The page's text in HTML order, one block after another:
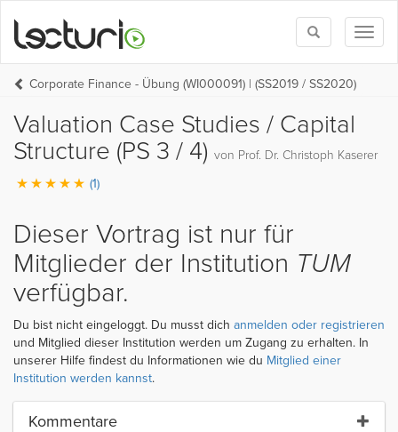
Toggle
search
Corporate Finance - Übung (WI000091) | (SS2019 / SS2020)
Valuation Case Studies / Capital
Structure (PS 3 / 4) von Prof. Dr. Christoph Kaserer
(1)
Dieser Vortrag ist nur für
Mitglieder der Institution TUM
verfügbar.
Du bist nicht eingeloggt. Du musst dich anmelden oder registrieren
und Mitglied dieser Institution werden um Zugang zu erhalten. In
unserer Hilfe findest du Informationen wie du Mitglied einer
Institution werden kannst.
Kommentare